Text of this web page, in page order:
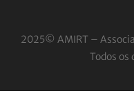
2025© AMIRT –
Todos